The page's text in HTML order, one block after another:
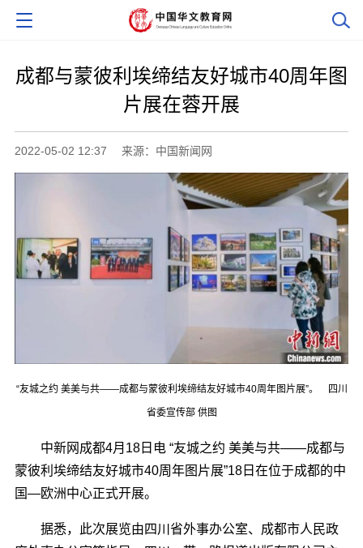
成都与蒙彼利埃缔结友好城市40周年图
片展在蓉开展
2022-05-02 12:37 来源：中国新闻网
“友城之约 美美与共――成都与蒙彼利埃缔结友好城市40周年图片展”。 四川
省委宣传部 供图
中新网成都4月18日电 “友城之约 美美与共――成都与
蒙彼利埃缔结友好城市40周年图片展”18日在位于成都的中
国―欧洲中心正式开展。
据悉，此次展览由四川省外事办公室、成都市人民政